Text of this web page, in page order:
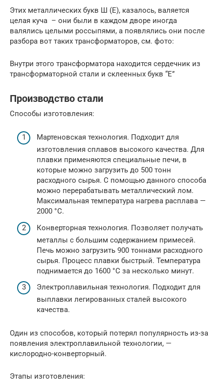
Этих металлических букв Ш (Е), казалось, валяется
целая куча – они были в каждом дворе иногда
валялись целыми россыпями, а появлялись они после
разбора вот таких трансформаторов, см. фото:
Внутри этого трансформатора находится сердечник из
трансформаторной стали и склеенных букв “Е”
Производство стали
Способы изготовления:
Мартеновская технология. Подходит для
изготовления сплавов высокого качества. Для
плавки применяются специальные печи, в
которые можно загрузить до 500 тонн
расходного сырья. С помощью данного способа
можно перерабатывать металлический лом.
Максимальная температура нагрева расплава —
2000 °C.
Конверторная технология. Позволяет получать
металлы с большим содержанием примесей.
Печь можно загрузить 900 тоннами расходного
сырья. Процесс плавки быстрый. Температура
поднимается до 1600 °C за несколько минут.
Электроплавильная технология. Подходит для
выплавки легированных сталей высокого
качества.
Один из способов, который потерял популярность из-за
появления электроплавильной технологии, —
кислородно-конверторный.
Этапы изготовления: